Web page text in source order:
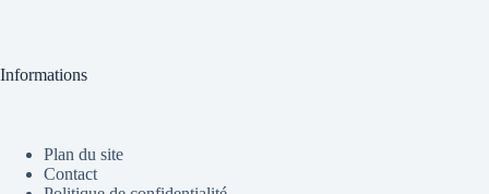
Informations
Plan du site
Contact